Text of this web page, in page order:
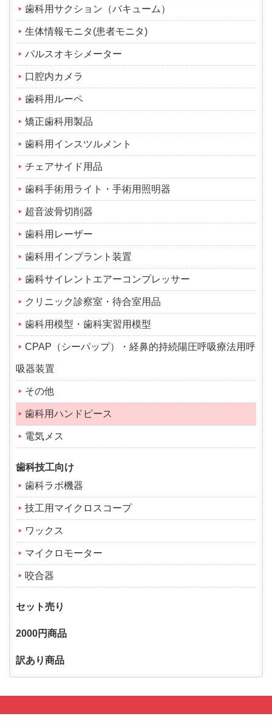
歯科用サクション（バキューム）
生体情報モニタ(患者モニタ)
パルスオキシメーター
口腔内カメラ
歯科用ルーペ
矯正歯科用製品
歯科用インスツルメント
チェアサイド用品
歯科手術用ライト・手術用照明器
超音波骨切削器
歯科用レーザー
歯科用インプラント装置
歯科サイレントエアーコンプレッサー
クリニック診察室・待合室用品
歯科用模型・歯科実習用模型
CPAP（シーパップ）・経鼻的持続陽圧呼吸療法用呼
吸器装置
その他
歯科用ハンドピース
電気メス
歯科技工向け
歯科ラボ機器
技工用マイクロスコープ
ワックス
マイクロモーター
咬合器
セット売り
2000円商品
訳あり商品